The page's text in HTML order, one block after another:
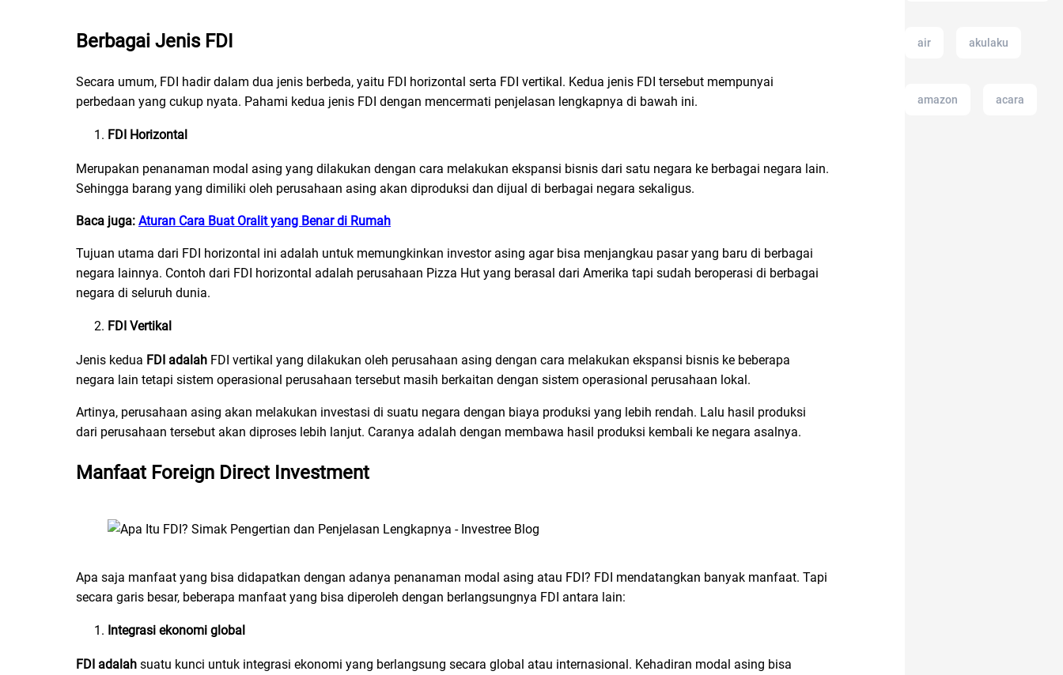
Berbagai Jenis FDI
Secara umum, FDI hadir dalam dua jenis berbeda, yaitu FDI horizontal serta FDI vertikal. Kedua jenis FDI tersebut mempunyai
perbedaan yang cukup nyata. Pahami kedua jenis FDI dengan mencermati penjelasan lengkapnya di bawah ini.
FDI Horizontal
Merupakan penanaman modal asing yang dilakukan dengan cara melakukan ekspansi bisnis dari satu negara ke berbagai negara lain.
Sehingga barang yang dimiliki oleh perusahaan asing akan diproduksi dan dijual di berbagai negara sekaligus.
Baca juga: Aturan Cara Buat Oralit yang Benar di Rumah
Tujuan utama dari FDI horizontal ini adalah untuk memungkinkan investor asing agar bisa menjangkau pasar yang baru di berbagai
negara lainnya. Contoh dari FDI horizontal adalah perusahaan Pizza Hut yang berasal dari Amerika tapi sudah beroperasi di berbagai
negara di seluruh dunia.
FDI Vertikal
Jenis kedua FDI adalah FDI vertikal yang dilakukan oleh perusahaan asing dengan cara melakukan ekspansi bisnis ke beberapa
negara lain tetapi sistem operasional perusahaan tersebut masih berkaitan dengan sistem operasional perusahaan lokal.
Artinya, perusahaan asing akan melakukan investasi di suatu negara dengan biaya produksi yang lebih rendah. Lalu hasil produksi
dari perusahaan tersebut akan diproses lebih lanjut. Caranya adalah dengan membawa hasil produksi kembali ke negara asalnya.
Manfaat Foreign Direct Investment
Apa saja manfaat yang bisa didapatkan dengan adanya penanaman modal asing atau FDI? FDI mendatangkan banyak manfaat. Tapi
secara garis besar, beberapa manfaat yang bisa diperoleh dengan berlangsungnya FDI antara lain:
Integrasi ekonomi global
FDI adalah suatu kunci untuk integrasi ekonomi yang berlangsung secara global atau internasional. Kehadiran modal asing bisa
air akulaku
amazon acara